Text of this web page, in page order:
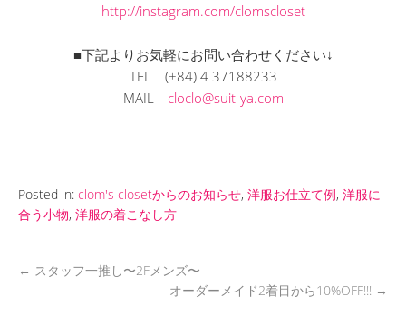
http://instagram.com/clomscloset
■下記よりお気軽にお問い合わせください↓
TEL (+84) 4 37188233
MAIL cloclo@suit-ya.com
Posted in: clom's closetからのお知らせ, 洋服お仕立て例, 洋服に
合う小物, 洋服の着こなし方
← スタッフ一推し〜2Fメンズ〜
オーダーメイド2着目から10%OFF!!! →